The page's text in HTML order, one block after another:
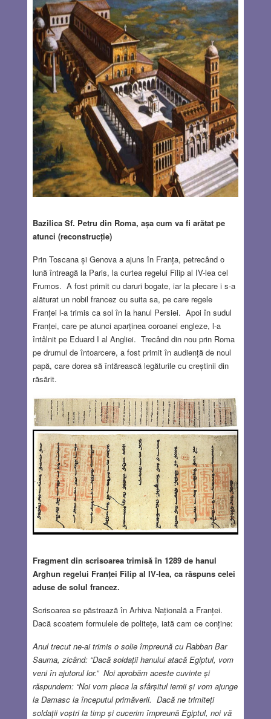
Bazilica Sf. Petru din Roma, așa cum va fi arătat pe
atunci (reconstrucție)
Prin Toscana și Genova a ajuns în Franța, petrecând o
lună întreagă la Paris, la curtea regelui Filip al IV-lea cel
Frumos. A fost primit cu daruri bogate, iar la plecare i s-a
alăturat un nobil francez cu suita sa, pe care regele
Franței l-a trimis ca sol în la hanul Persiei. Apoi în sudul
Franței, care pe atunci aparținea coroanei engleze, l-a
întâlnit pe Eduard I al Angliei. Trecând din nou prin Roma
pe drumul de întoarcere, a fost primit în audiență de noul
papă, care dorea să întărească legăturile cu creștinii din
răsărit.
Fragment din scrisoarea trimisă în 1289 de hanul
Arghun regelui Franței Filip al IV-lea, ca răspuns celei
aduse de solul francez.
Scrisoarea se păstrează în Arhiva Națională a Franței.
Dacă scoatem formulele de politețe, iată cam ce conține:
Anul trecut ne-ai trimis o solie împreună cu Rabban Bar
Sauma, zicând: “Dacă soldații hanului atacă Egiptul, vom
veni în ajutorul lor.” Noi aprobăm aceste cuvinte și
răspundem: “Noi vom pleca la sfârșitul iernii și vom ajunge
la Damasc la începutul primăverii. Dacă ne trimiteți
soldații voștri la timp și cucerim împreună Egiptul, noi vă